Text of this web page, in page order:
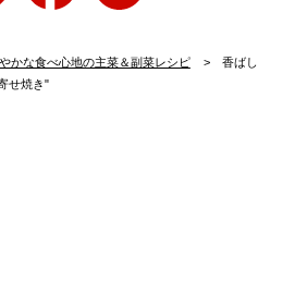
かな食べ心地の主菜＆副菜レシピ
香ばし
せ焼き"